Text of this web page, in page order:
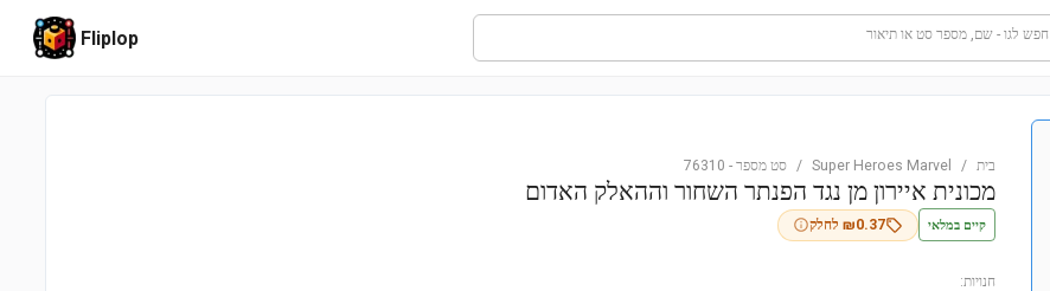
חפש לגו - שם, מספר סט או תיאור Fliplop
בית /
Super Heroes Marvel
/ סט מספר -
76310
מכונית איירון מן נגד הפנתר השחור וההאלק האדום
קיים במלאי ₪0.37 לחלק
חנויות: